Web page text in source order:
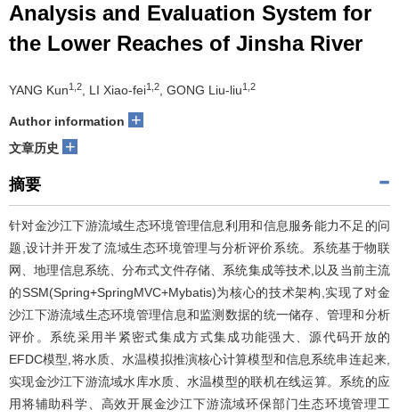
Analysis and Evaluation System for
the Lower Reaches of Jinsha River
YANG Kun1,2 , LI Xiao-fei1,2 , GONG Liu-liu1,2
Author information +
文章历史 +
摘要
针对金沙江下游流域生态环境管理信息利用和信息服务能力不足的问
题,设计并开发了流域生态环境管理与分析评价系统。系统基于物联
网、地理信息系统、分布式文件存储、系统集成等技术,以及当前主流
的SSM(Spring+SpringMVC+Mybatis)为核心的技术架构,实现了对金
沙江下游流域生态环境管理信息和监测数据的统一储存、管理和分析
评价。系统采用半紧密式集成方式集成功能强大、源代码开放的
EFDC模型,将水质、水温模拟推演核心计算模型和信息系统串连起来,
实现金沙江下游流域水库水质、水温模型的联机在线运算。系统的应
用将辅助科学、高效开展金沙江下游流域环保部门生态环境管理工